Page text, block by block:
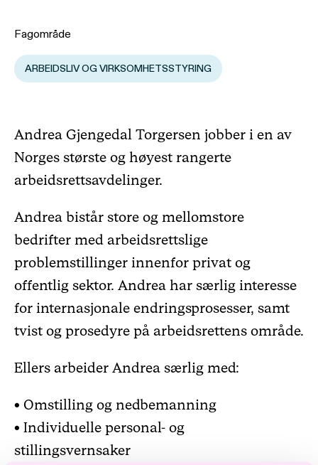
Fagområde
ARBEIDSLIV OG VIRKSOMHETSSTYRING
Andrea Gjengedal Torgersen jobber i en av
Norges største og høyest rangerte
arbeidsrettsavdelinger.
Andrea bistår store og mellomstore
bedrifter med arbeidsrettslige
problemstillinger innenfor privat og
offentlig sektor. Andrea har særlig interesse
for internasjonale endringsprosesser, samt
tvist og prosedyre på arbeidsrettens område.
Ellers arbeider Andrea særlig med:
• Omstilling og nedbemanning
• Individuelle personal- og
stillingsvernsaker